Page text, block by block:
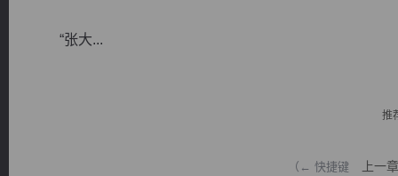
“张大...
推
（← 快捷键 上一章